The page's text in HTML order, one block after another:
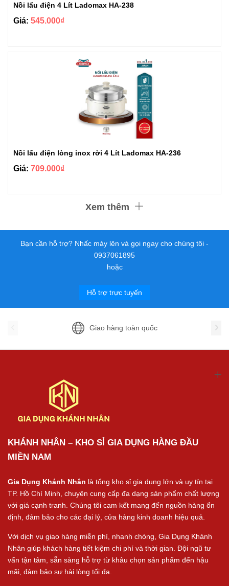
Nồi lẩu điện 4 Lít Ladomax HA-238
Giá: 545.000₫
Nồi lẩu điện lòng inox rời 4 Lít Ladomax HA-236
Giá: 709.000₫
Xem thêm
Bạn cần hỗ trợ? Nhấc máy lên và gọi ngay cho chúng tôi -
0937061895
hoặc
Hỗ trợ trực tuyến
Giao hàng toàn quốc
KHÁNH NHÂN – KHO SỈ GIA DỤNG HÀNG ĐẦU
MIỀN NAM
Gia Dụng Khánh Nhân là tổng kho sỉ gia dụng lớn và uy tín tại
TP. Hồ Chí Minh, chuyên cung cấp đa dạng sản phẩm chất lượng
với giá cạnh tranh. Chúng tôi cam kết mang đến nguồn hàng ổn
định, đảm bảo cho các đại lý, cửa hàng kinh doanh hiệu quả.
Với dịch vụ giao hàng miễn phí, nhanh chóng, Gia Dụng Khánh
Nhân giúp khách hàng tiết kiệm chi phí và thời gian. Đội ngũ tư
vấn tận tâm, sẵn sàng hỗ trợ từ khâu chọn sản phẩm đến hậu
mãi, đảm bảo sự hài lòng tối đa.